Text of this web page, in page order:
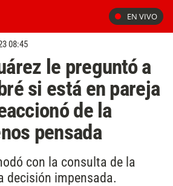
EN VIVO
08:45
le preguntó a
si está en pareja
de la
pensada
con la consulta de la
decisión impensada.